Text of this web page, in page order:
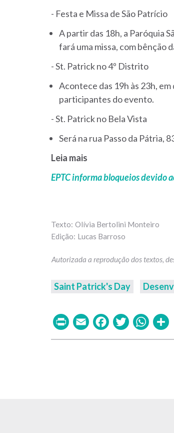
- Festa e Missa de São Patrício
A partir das 18h, a Paróquia
fará uma missa, com bênção
- St. Patrick no 4º Distrito
Acontece das 19h às 23h,
participantes do evento.
- St. Patrick no Bela Vista
Será na rua Passo da Pátria,
Leia mais
EPTC informa bloqueios devido
Olívia Bertolini Monteiro
Lucas Barroso
Saint Patrick's Day
PrintEmailFacebook
Twitter